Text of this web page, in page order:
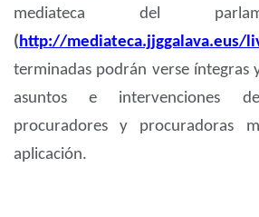
mediateca del
(http://mediateca.jjggalava.eus/
terminadas podrán verse íntegras
asuntos e intervenciones
procuradores y procuradoras
aplicación.